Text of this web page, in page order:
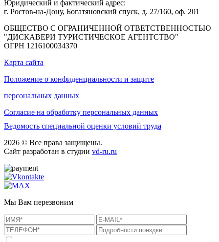
Юридический и фактический адрес:
г. Ростов-на-Дону, Богатяновский спуск, д. 27/160, оф. 201
ОБЩЕСТВО С ОГРАНИЧЕННОЙ ОТВЕТСТВЕННОСТЬЮ
"ДИСКАВЕРИ ТУРИСТИЧЕСКОЕ АГЕНТСТВО"
ОГРН 1216100034370
Карта сайта
Положение о конфиденциальности и защите
персональных данных
Согласие на обработку персональных данных
Ведомость специальной оценки условий труда
2026 © Все права защищены.
Сайт разработан в студии vd-ru.ru
Мы Вам перезвоним